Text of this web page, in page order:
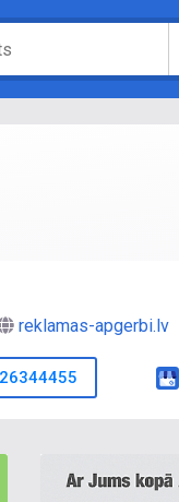
reklamas-apgerbi.lv